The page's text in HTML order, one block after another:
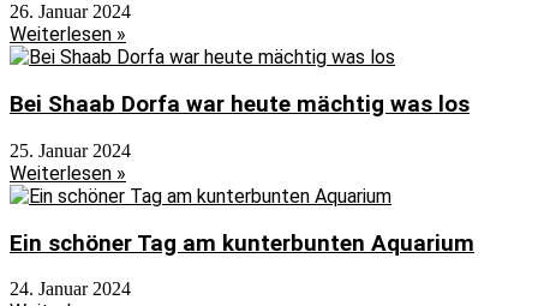
26. Januar 2024
Weiterlesen »
Bei Shaab Dorfa war heute mächtig was los
25. Januar 2024
Weiterlesen »
Ein schöner Tag am kunterbunten Aquarium
24. Januar 2024